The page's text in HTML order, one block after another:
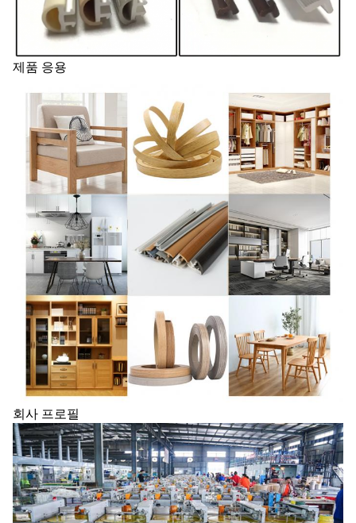
제품 응용
회사 프로필